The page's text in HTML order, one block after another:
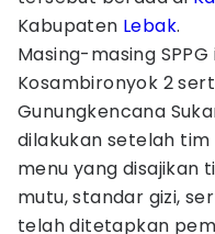
Kabupaten Lebak.
Masing-masing
Kosambironyok 2
Gunungkencana
dilakukan setelah
menu yang disajikan
mutu, standar gizi,
telah ditetapkan